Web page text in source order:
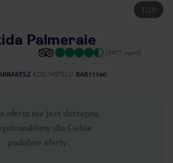
1 /20
Palmeraie
(8977 opinii)
KOD HOTELU RAK11160
oferta nie jest dostępna.
dla Ciebie
podobne oferty: